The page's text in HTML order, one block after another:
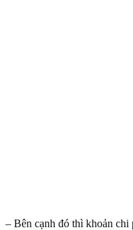
– Bên cạnh đó thì khoản